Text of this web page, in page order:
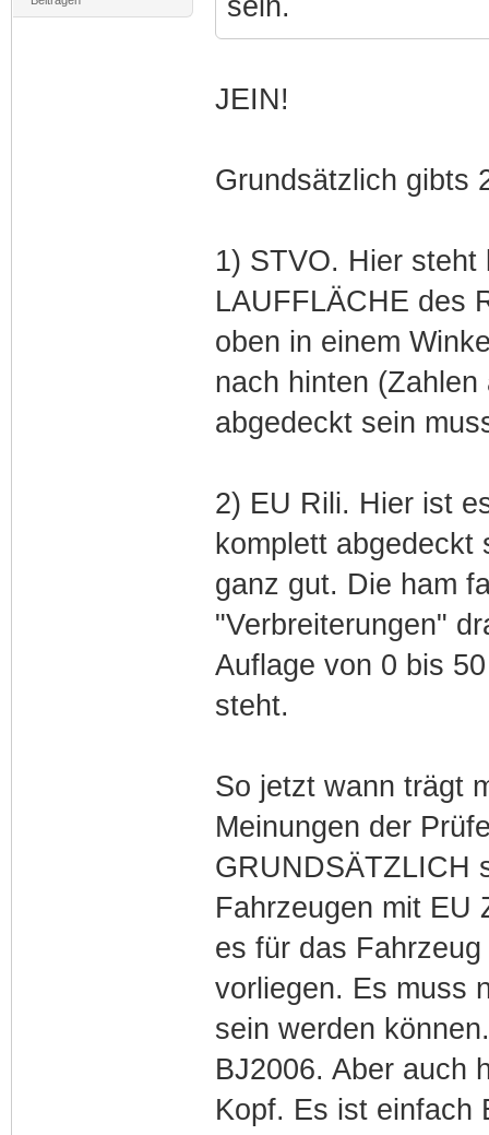
JEIN!
Grundsätzlich gibts
1) STVO. Hier
LAUFFLÄCHE des
oben in einem
nach hinten
abgedeckt sein
2) EU Rili. Hier ist
komplett abgedeckt
ganz gut. Die ham
"Verbreiterungen"
Auflage von 0 bis
steht.
So jetzt wann trägt
Meinungen der
GRUNDSÄTZLICH
Fahrzeugen mit EU
es für das
vorliegen. Es muss
sein werden
BJ2006. Aber auch
Kopf. Es ist einfach